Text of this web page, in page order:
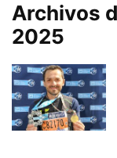
Archivos
2025